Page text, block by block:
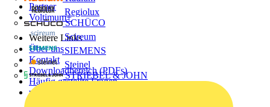
Regiolux
SCHÜCO
Scireum
SIEMENS
Steinel
STRIEBEL & JOHN
Partner
Voltimum+
Weitere Links
Über uns
Kontakt
Downloadbereich (PDFs)
Häufig gestellte Fragen
voltimum.com